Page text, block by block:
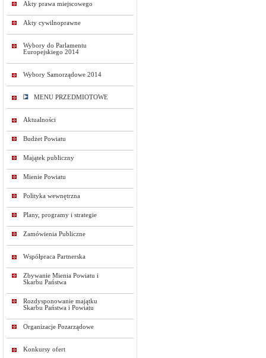
Akty prawa miejscowego
Akty cywilnoprawne
Wybory do Parlamentu
Europejskiego 2014
Wybory Samorządowe 2014
MENU PRZEDMIOTOWE
Aktualności
Budżet Powiatu
Majątek publiczny
Mienie Powiatu
Polityka wewnętrzna
Plany, programy i strategie
Zamówienia Publiczne
Współpraca Partnerska
Zbywanie Mienia Powiatu i
Skarbu Państwa
Rozdysponowanie majątku
Skarbu Państwa i Powiatu
Organizacje Pozarządowe
Konkursy ofert